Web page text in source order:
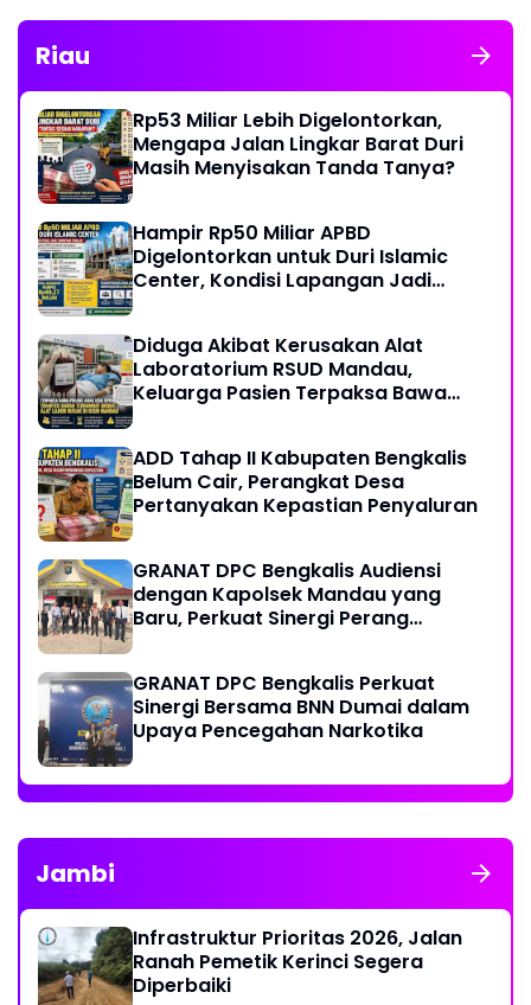
Riau
Rp53 Miliar Lebih Digelontorkan,
Mengapa Jalan Lingkar Barat Duri
Masih Menyisakan Tanda Tanya?
Hampir Rp50 Miliar APBD
Digelontorkan untuk Duri Islamic
Center, Kondisi Lapangan Jadi
Diduga Akibat Kerusakan Alat
Laboratorium RSUD Mandau,
Keluarga Pasien Terpaksa Bawa
Transfusi Darah
ADD Tahap II Kabupaten Bengkalis
Belum Cair, Perangkat Desa
Pertanyakan Kepastian Penyaluran
GRANAT DPC Bengkalis Audiensi
dengan Kapolsek Mandau yang
Baru, Perkuat Sinergi Perang
GRANAT DPC Bengkalis Perkuat
Sinergi Bersama BNN Dumai dalam
Upaya Pencegahan Narkotika
Jambi
Infrastruktur Prioritas 2026, Jalan
Ranah Pemetik Kerinci Segera
Diperbaiki